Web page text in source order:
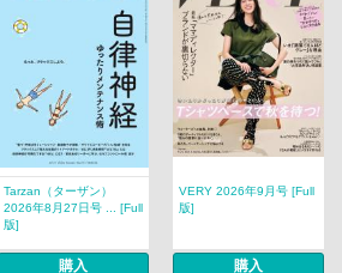
Tarzan（ターザン）
2026年8月27日号 ... [Full
版]
購入
VERY 2026年9月号 [Full
版]
購入